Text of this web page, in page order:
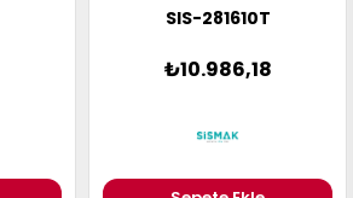
SIS-281610T
₺10.986,18